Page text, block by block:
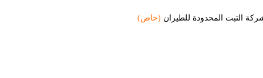
التبت المحدودة للطيران (خاص)